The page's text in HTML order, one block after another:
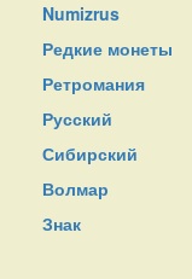
Numizrus
Редкие монеты
Ретромания
Русский
Сибирский
Волмар
Знак